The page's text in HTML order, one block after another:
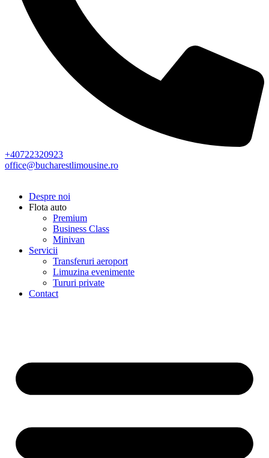
+40722320923
office@bucharestlimousine.ro
Despre noi
Flota auto
Premium
Business Class
Minivan
Servicii
Transferuri aeroport
Limuzina evenimente
Tururi private
Contact